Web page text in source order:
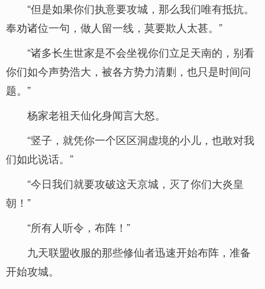
“但是如果你们执意要攻城，那么我们唯有抵抗。
奉劝诸位一句，做人留一线，莫要欺人太甚。”
“诸多长生世家是不会坐视你们立足天南的，别看
你们如今声势浩大，被各方势力清剿，也只是时间问
题。”
杨家老祖天仙化身闻言大怒。
“竖子，就凭你一个区区洞虚境的小儿，也敢对我
们如此说话。”
“今日我们就要攻破这天京城，灭了你们大炎皇
朝！”
“所有人听令，布阵！”
九天联盟收服的那些修仙者迅速开始布阵，准备
开始攻城。